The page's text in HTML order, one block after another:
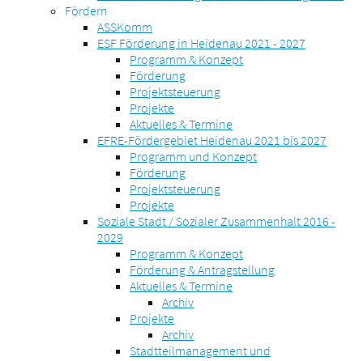
Fördern
ASSKomm
ESF Förderung in Heidenau 2021 - 2027
Programm & Konzept
Förderung
Projektsteuerung
Projekte
Aktuelles & Termine
EFRE-Fördergebiet Heidenau 2021 bis 2027
Programm und Konzept
Förderung
Projektsteuerung
Projekte
Soziale Stadt / Sozialer Zusammenhalt 2016 -
2029
Programm & Konzept
Förderung & Antragstellung
Aktuelles & Termine
Archiv
Projekte
Archiv
Stadtteilmanagement und